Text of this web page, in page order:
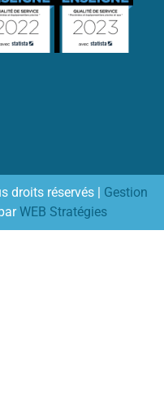
droits réservés | Gestion
WEB Stratégies